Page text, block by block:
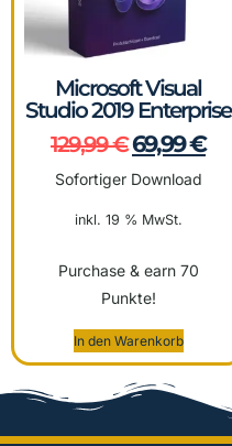
Microsoft Visual
Studio 2019 Enterprise
129,99€69,99€
Sofortiger Download
inkl. 19 % MwSt.
Purchase & earn 70
Punkte!
In den Warenkorb